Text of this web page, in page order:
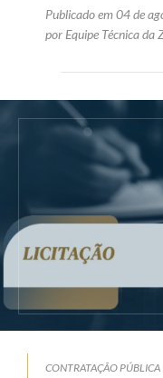
Publicado em 04 de
por Equipe Técnica da
CONTRATAÇÃO PÚBLICA